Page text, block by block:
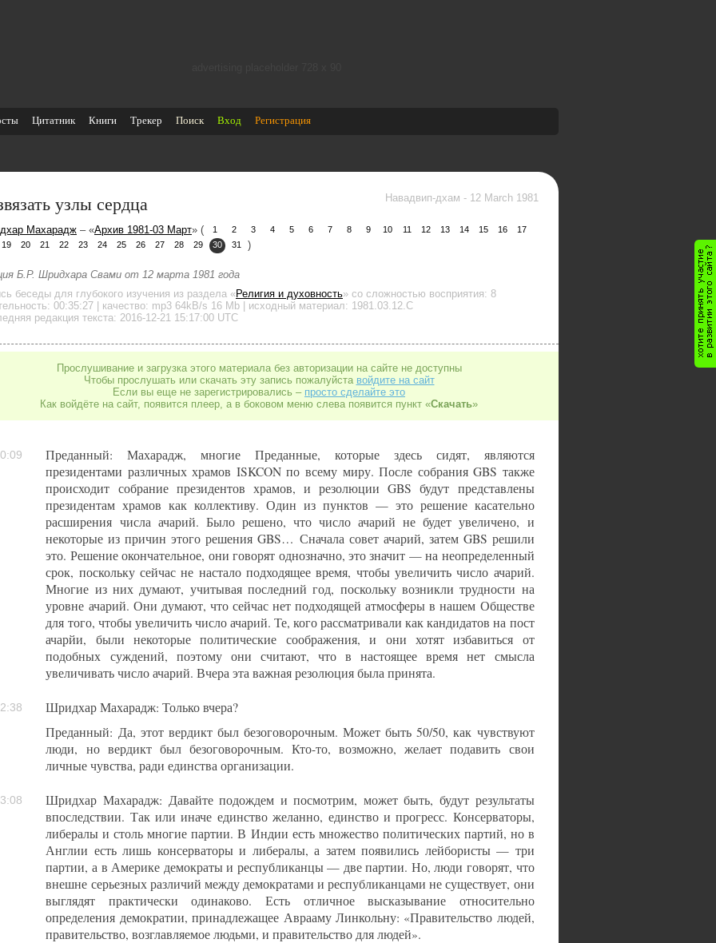
Цитатник Книги Трекер Поиск Вход Регистрация
узлы сердца Навадвип-дхам - 12 March 1981
Махарадж – «Архив 1981-03 Март» ( 1 2 3 4 5 6 7 8 9 10 11 12 13 14 15 16
17
19 20 21 22 23 24 25 26 27 28 29 30 31 )
Б.Р. Шридхара Свами от 12 марта 1981 года
беседы для глубокого изучения из раздела «Религия и духовность» со сложностью восприятия: 8
00:35:27 | качество: mp3 64kB/s 16 Mb | исходный материал: 1981.03.12.C
редакция текста: 2016-12-21 15:17:00 UTC
Прослушивание и загрузка этого материала без авторизации на сайте не доступны
Чтобы прослушать или скачать эту запись пожалуйста войдите на сайт
Если вы еще не зарегистрировались – просто сделайте это
Как войдёте на сайт, появится плеер, а в боковом меню слева появится пункт «Скачать»
Преданный: Махарадж, многие Преданные, которые здесь сидят, являются
президентами различных храмов ISKCON по всему миру. После собрания GBS также
происходит собрание президентов храмов, и резолюции GBS будут представлены
президентам храмов как коллективу. Один из пунктов — это решение касательно
расширения числа ачарий. Было решено, что число ачарий не будет увеличено, и
некоторые из причин этого решения GBS… Сначала совет ачарий, затем GBS решили
это. Решение окончательное, они говорят однозначно, это значит — на неопределенный
срок, поскольку сейчас не настало подходящее время, чтобы увеличить число ачарий.
Многие из них думают, учитывая последний год, поскольку возникли трудности на
уровне ачарий. Они думают, что сейчас нет подходящей атмосферы в нашем Обществе
для того, чтобы увеличить число ачарий. Те, кого рассматривали как кандидатов на пост
ачарйи, были некоторые политические соображения, и они хотят избавиться от
подобных суждений, поэтому они считают, что в настоящее время нет смысла
увеличивать число ачарий. Вчера эта важная резолюция была принята.
Шридхар Махарадж: Только вчера?
Преданный: Да, этот вердикт был безоговорочным. Может быть 50/50, как чувствуют
люди, но вердикт был безоговорочным. Кто-то, возможно, желает подавить свои
личные чувства, ради единства организации.
Шридхар Махарадж: Давайте подождем и посмотрим, может быть, будут результаты
впоследствии. Так или иначе единство желанно, единство и прогресс. Консерваторы,
либералы и столь многие партии. В Индии есть множество политических партий, но в
Англии есть лишь консерваторы и либералы, а затем появились лейбористы — три
партии, а в Америке демократы и республиканцы — две партии. Но, люди говорят, что
внешне серьезных различий между демократами и республиканцами не существует, они
выглядят практически одинаково. Есть отличное высказывание относительно
определения демократии, принадлежащее Аврааму Линкольну: «Правительство людей,
правительство, возглавляемое людьми, и правительство для людей».